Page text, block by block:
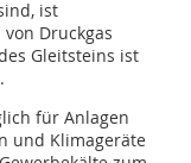
ist
Druckgas
Gleitsteins ist
für Anlagen
und Klimageräte